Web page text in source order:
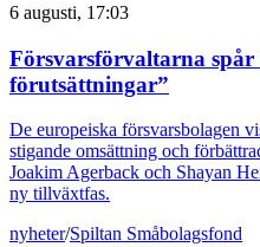
6 augusti, 17:03
Försvarsförvaltarna
förutsättningar”
De europeiska försvarsbolagen
stigande omsättning och
Joakim Agerback och Shayan
ny tillväxtfas.
nyheter/Spiltan Småbolagsfond